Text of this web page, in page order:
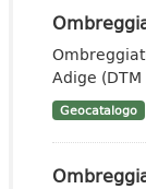
Adige
Geocatalogo